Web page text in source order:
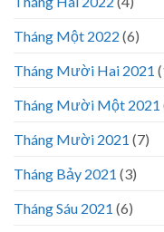
Tháng Một 2022 (6)
Tháng Mười Hai 2021
Tháng Mười Một 2021
Tháng Mười 2021 (7)
Tháng Bảy 2021 (3)
Tháng Sáu 2021 (6)